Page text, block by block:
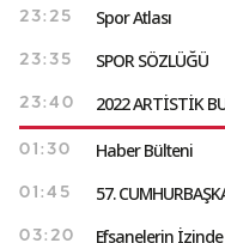
23:25 Spor Atlası
23:35 SPOR SÖZLÜĞÜ
23:40 2022 ARTİSTİK
01:30 Haber Bülteni
01:45 57.
03:20 Efsanelerin İzinde